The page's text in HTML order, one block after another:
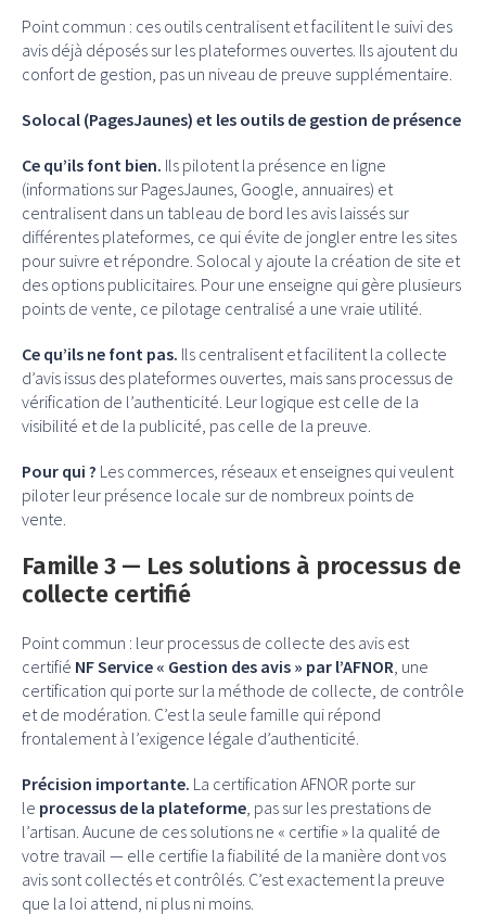
Point commun : ces outils centralisent et facilitent le suivi des
avis déjà déposés sur les plateformes ouvertes. Ils ajoutent du
confort de gestion, pas un niveau de preuve supplémentaire.
Solocal (PagesJaunes) et les outils de gestion de présence
Ce qu’ils font bien. Ils pilotent la présence en ligne
(informations sur PagesJaunes, Google, annuaires) et
centralisent dans un tableau de bord les avis laissés sur
différentes plateformes, ce qui évite de jongler entre les sites
pour suivre et répondre. Solocal y ajoute la création de site et
des options publicitaires. Pour une enseigne qui gère plusieurs
points de vente, ce pilotage centralisé a une vraie utilité.
Ce qu’ils ne font pas. Ils centralisent et facilitent la collecte
d’avis issus des plateformes ouvertes, mais sans processus de
vérification de l’authenticité. Leur logique est celle de la
visibilité et de la publicité, pas celle de la preuve.
Pour qui ? Les commerces, réseaux et enseignes qui veulent
piloter leur présence locale sur de nombreux points de
vente.
Famille 3 — Les solutions à processus de
collecte certifié
Point commun : leur processus de collecte des avis est
certifié NF Service « Gestion des avis » par l’AFNOR , une
certification qui porte sur la méthode de collecte, de contrôle
et de modération. C’est la seule famille qui répond
frontalement à l’exigence légale d’authenticité.
Précision importante. La certification AFNOR porte sur
le processus de la plateforme , pas sur les prestations de
l’artisan. Aucune de ces solutions ne « certifie » la qualité de
votre travail — elle certifie la fiabilité de la manière dont vos
avis sont collectés et contrôlés. C’est exactement la preuve
que la loi attend, ni plus ni moins.